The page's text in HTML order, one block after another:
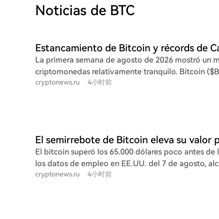
Noticias de BTC
La primera semana de agosto de 2026 mostró un
criptomonedas relativamente tranquilo. Bitcoin
leve subida del 2,35%, aunque se mantiene
tuvo un desempeño modesto (+2,48%), cotizando
Una noticia positiva fue que más del 34% de su
en staking. Al igual que con bitcoin, sus ETF spot
recibiendo fuertes entradas de dinero. Cardano ($ADA) fue la
cryptonews.ru 4小时前
El bitcoin superó los 65.000 dólares poco antes de
los datos de empleo en EE.UU. del 7 de agosto,
máximo diario de 65.311 dólares. El ether cotizaba
cryptonews.ru 4小时前